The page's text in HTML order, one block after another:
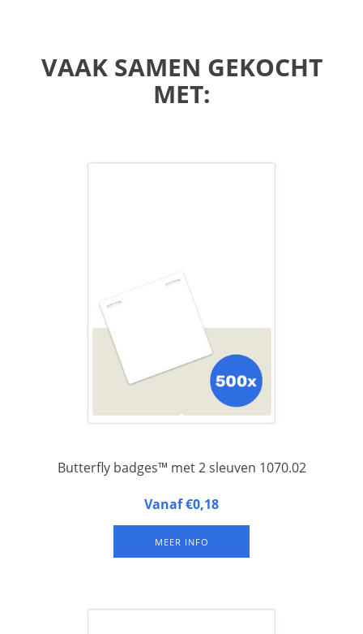
VAAK SAMEN GEKOCHT
MET:
Butterfly badges™ met 2 sleuven 1070.02
Butterfly badges™ 1070.02 zijn naambadges van gelamineerd
(minder draai-gevoelig). Set van 500 vel.
Vanaf €0,18
MEER INFO